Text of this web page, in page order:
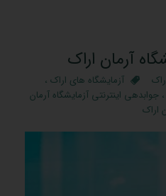
آرمان اراک
آزمایشگاه های اراک ،
، جوابدهی اینترنتی آزمایشگاه آرمان
اراک